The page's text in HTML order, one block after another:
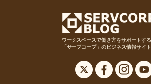
ワークスペースで働き方をサポートする
「サーブコープ」のビジネス情報サイト